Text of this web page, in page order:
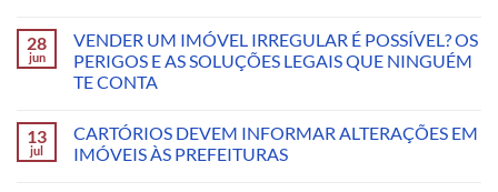
28
jun
VENDER UM IMÓVEL IRREGULAR É POSSÍVEL? OS
PERIGOS E AS SOLUÇÕES LEGAIS QUE NINGUÉM
TE CONTA
13
jul
CARTÓRIOS DEVEM INFORMAR ALTERAÇÕES EM
IMÓVEIS ÀS PREFEITURAS